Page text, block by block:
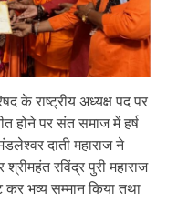
के राष्ट्रीय अध्यक्ष पद पर
होने पर संत समाज में हर्ष
दाती महाराज ने
रविंद्र पुरी महाराज
कर भव्य सम्मान किया तथा